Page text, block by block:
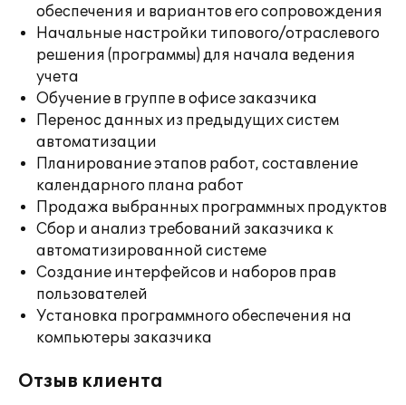
обеспечения и вариантов его сопровождения
Начальные настройки типового/отраслевого
решения (программы) для начала ведения
учета
Обучение в группе в офисе заказчика
Перенос данных из предыдущих систем
автоматизации
Планирование этапов работ, составление
календарного плана работ
Продажа выбранных программных продуктов
Сбор и анализ требований заказчика к
автоматизированной системе
Создание интерфейсов и наборов прав
пользователей
Установка программного обеспечения на
компьютеры заказчика
Отзыв клиента